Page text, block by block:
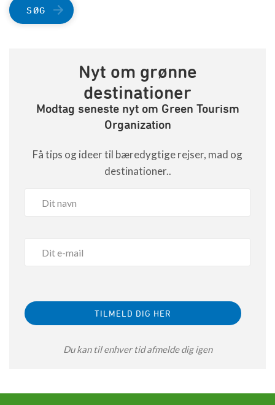
SØG
Nyt om grønne
destinationer
Modtag seneste nyt om Green Tourism
Organization
Få tips og ideer til bæredygtige rejser, mad og
destinationer..
Du kan til enhver tid afmelde dig igen